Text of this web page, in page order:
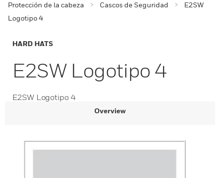
Protección de la cabeza
Cascos de Seguridad
E2SW
Logotipo 4
HARD HATS
E2SW Logotipo 4
E2SW Logotipo 4
Overview